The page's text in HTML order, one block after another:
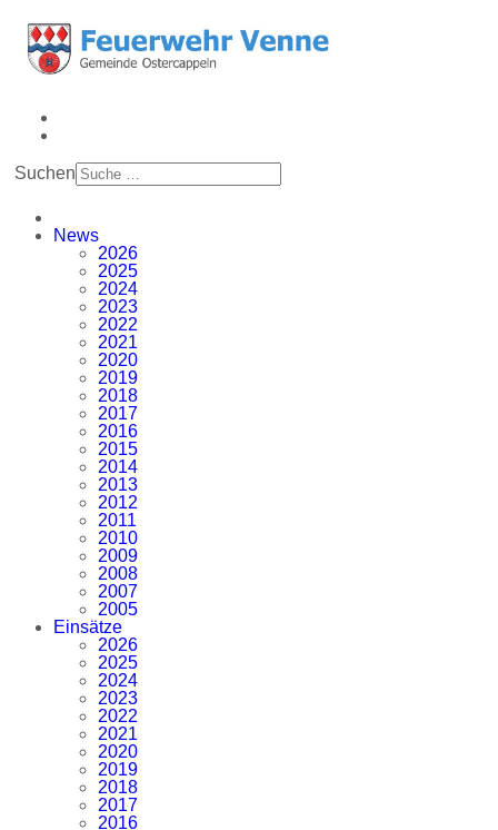
Suchen
News
2026
2025
2024
2023
2022
2021
2020
2019
2018
2017
2016
2015
2014
2013
2012
2011
2010
2009
2008
2007
2005
Einsätze
2026
2025
2024
2023
2022
2021
2020
2019
2018
2017
2016